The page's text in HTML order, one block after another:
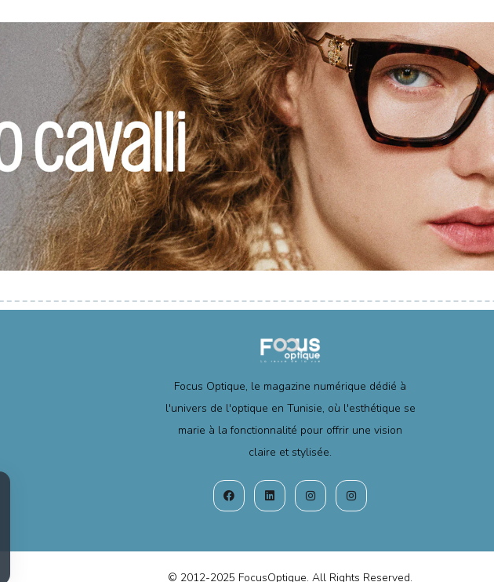
Focus Optique, le magazine numérique dédié à
l'univers de l'optique en Tunisie, où l'esthétique se
marie à la fonctionnalité pour offrir une vision
claire et stylisée.
© 2012-2025 FocusOptique. All Rights Reserved.